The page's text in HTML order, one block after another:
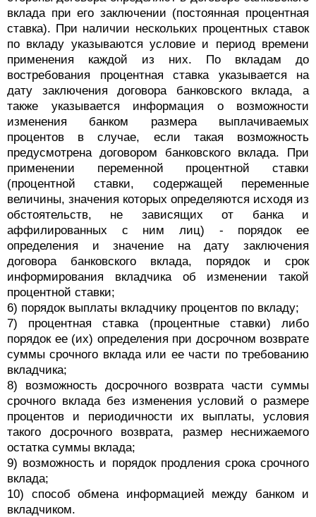
вклада при его заключении (постоянная процентная
ставка). При наличии нескольких процентных ставок
по вкладу указываются условие и период времени
применения каждой из них. По вкладам до
востребования процентная ставка указывается на
дату заключения договора банковского вклада, а
также указывается информация о возможности
изменения банком размера выплачиваемых
процентов в случае, если такая возможность
предусмотрена договором банковского вклада. При
применении переменной процентной ставки
(процентной ставки, содержащей переменные
величины, значения которых определяются исходя из
обстоятельств, не зависящих от банка и
аффилированных с ним лиц) - порядок ее
определения и значение на дату заключения
договора банковского вклада, порядок и срок
информирования вкладчика об изменении такой
процентной ставки;
6) порядок выплаты вкладчику процентов по вкладу;
7) процентная ставка (процентные ставки) либо
порядок ее (их) определения при досрочном возврате
суммы срочного вклада или ее части по требованию
вкладчика;
8) возможность досрочного возврата части суммы
срочного вклада без изменения условий о размере
процентов и периодичности их выплаты, условия
такого досрочного возврата, размер неснижаемого
остатка суммы вклада;
9) возможность и порядок продления срока срочного
вклада;
10) способ обмена информацией между банком и
вкладчиком.